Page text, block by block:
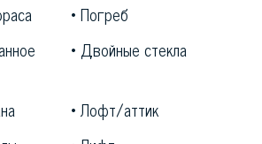
переход между парадной,
зонами. Юго-западная
этажах гарантирует высокое
света в течение всего дня,
фасады Квартала в
Погреб
Двойные стекла
Лофт/аттик